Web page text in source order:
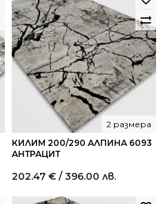
КИЛИМ 200/290 АЛПИНА 6093
АНТРАЦИТ
2 размера
202.47 € / 396.00 лв.